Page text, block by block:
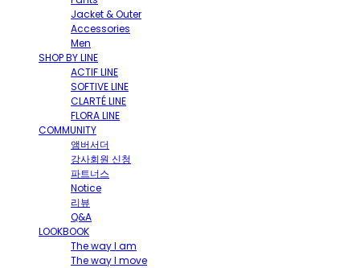
Jacket & Outer
Accessories
Men
SHOP BY LINE
ACTIF LINE
SOFTIVE LINE
CLARTÉ LINE
FLORA LINE
COMMUNITY
앰버서더
강사회원 신청
파트너스
Notice
리뷰
Q&A
LOOKBOOK
The way I am
The way I move